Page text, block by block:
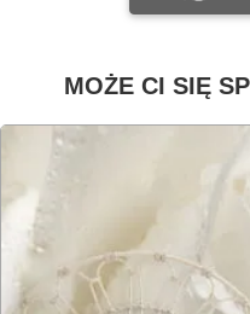
MOŻE CI SIĘ